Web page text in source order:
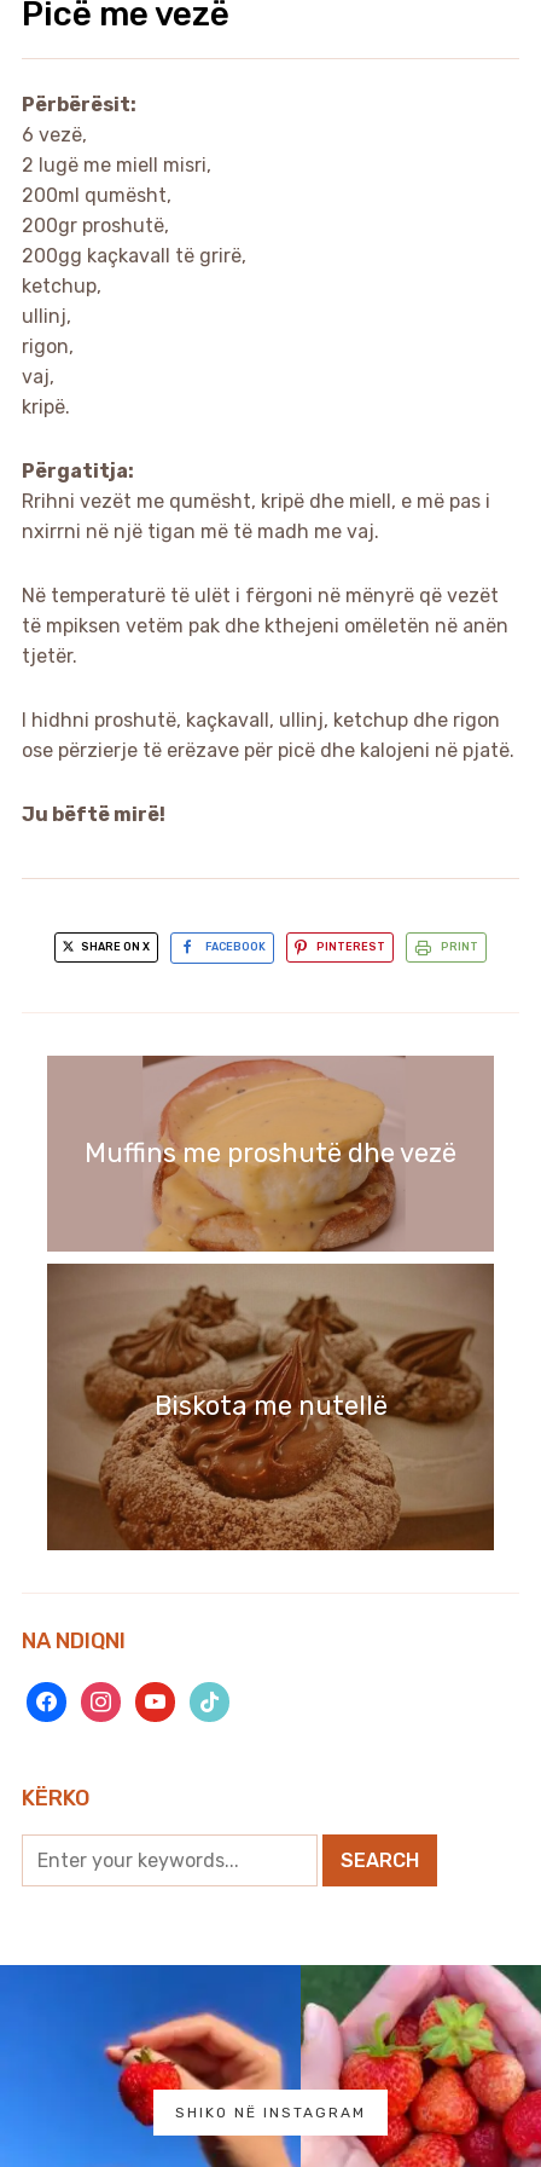
Picë me vezë
Përbërësit:
6 vezë,
2 lugë me miell misri,
200ml qumësht,
200gr proshutë,
200gg kaçkavall të grirë,
ketchup,
ullinj,
rigon,
vaj,
kripë.
Përgatitja:
Rrihni vezët me qumësht, kripë dhe miell, e më pas i
nxirrni në një tigan më të madh me vaj.
Në temperaturë të ulët i fërgoni në mënyrë që vezët
të mpiksen vetëm pak dhe kthejeni omëletën në anën
tjetër.
I hidhni proshutë, kaçkavall, ullinj, ketchup dhe rigon
ose përzierje të erëzave për picë dhe kalojeni në pjatë.
Ju bëftë mirë!
SHARE ON X FACEBOOK PINTEREST PRINT
Muffins me proshutë dhe vezë
Biskota me nutellë
NA NDIQNI
facebookinstagramyoutubetiktok
KËRKO
SHIKO NË INSTAGRAM